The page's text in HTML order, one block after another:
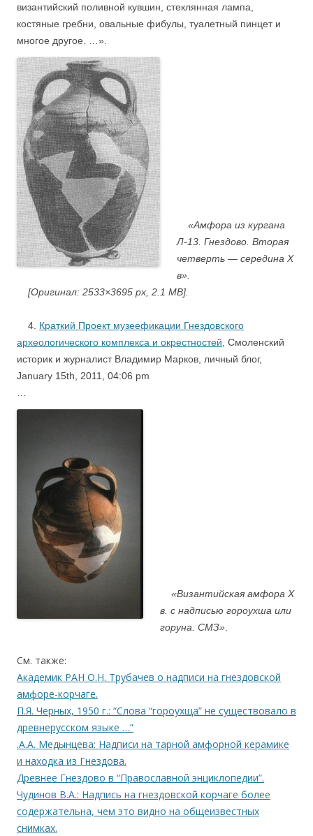
византийский поливной кувшин, стеклянная лампа,
костяные гребни, овальные фибулы, туалетный пинцет и
многое другое. …».
«Амфора из кургана
Л-13. Гнездово. Вторая
четверть — середина Х
в».
[Оригинал: 2533×3695 px, 2.1 MB].
4. Краткий Проект музеефикации Гнездовского
археологического комплекса и окрестностей , Смоленский
историк и журналист Владимир Марков, личный блог,
January 15th, 2011, 04:06 pm
«Византийская амфора X
в. c надписью гороухша или
горуна. СМЗ»
См. также:
Академик РАН О.Н. Трубачев о надписи на гнездовской
амфоре-корчаге.
П.Я. Черных, 1950 г.: “Слова “гороухща” не существовало в
древнерусском языке …”
.А.А. Медынцева: Надписи на тарной амфорной керамике
и находка из Гнездова.
Древнее Гнездово в “Православной энциклопедии”.
Чудинов В.А.: Надпись на гнездовской корчаге более
содержательна, чем это видно на общеизвестных
снимках.